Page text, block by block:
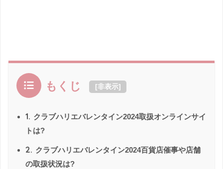
もくじ [非表示]
1. クラブハリエバレンタイン2024取扱オンラインサイ
トは?
2. クラブハリエバレンタイン2024百貨店催事や店舗
の取扱状況は?